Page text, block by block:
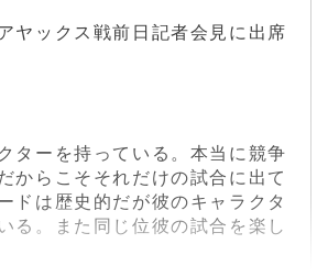
ヤックス戦前日記者会見に出席
ターを持っている。本当に競争
からこそそれだけの試合に出て
ドは歴史的だが彼のキャラクタ
る。また同じ位彼の試合を楽し